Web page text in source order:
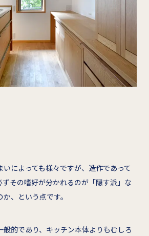
によっても様々ですが、造作であって
ずその嗜好が分かれるのが「隠す派」な
、という点です。
的であり、キッチン本体よりもむしろ